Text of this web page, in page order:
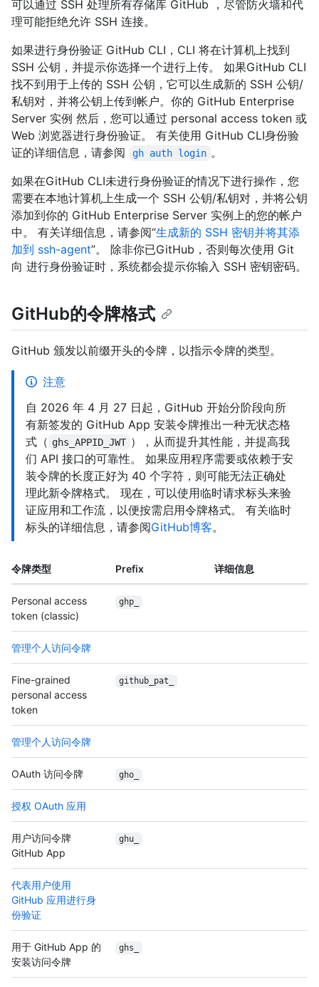
可以通过 SSH 处理所有存储库 GitHub ，尽管防火墙和代
理可能拒绝允许 SSH 连接。
如果进行身份验证 GitHub CLI，CLI 将在计算机上找到
SSH 公钥，并提示你选择一个进行上传。 如果GitHub CLI
找不到用于上传的 SSH 公钥，它可以生成新的 SSH 公钥/
私钥对，并将公钥上传到帐户。你的 GitHub Enterprise
Server 实例 然后，您可以通过 personal access token 或
Web 浏览器进行身份验证。 有关使用 GitHub CLI身份验
证的详细信息，请参阅
gh auth login 。
如果在GitHub CLI未进行身份验证的情况下进行操作，您
需要在本地计算机上生成一个 SSH 公钥/私钥对，并将公钥
添加到你的 GitHub Enterprise Server 实例上的您的帐户
中。 有关详细信息，请参阅“生成新的 SSH 密钥并将其添
加到 ssh-agent”。 除非你已GitHub，否则每次使用 Git
向 进行身份验证时，系统都会提示你输入 SSH 密钥密码。
GitHub的令牌格式
GitHub 颁发以前缀开头的令牌，以指示令牌的类型。
注意
自 2026 年 4 月 27 日起，GitHub 开始分阶段向所
有新签发的 GitHub App 安装令牌推出一种无状态格
式（ ghs_APPID_JWT ），从而提升其性能，并提高我
们 API 接口的可靠性。 如果应用程序需要或依赖于安
装令牌的长度正好为 40 个字符，则可能无法正确处
理此新令牌格式。 现在，可以使用临时请求标头来验
证应用和工作流，以便按需启用令牌格式。 有关临时
标头的详细信息，请参阅GitHub博客。
令牌类型 Prefix 详细信息
Personal access
token (classic)
ghp_
管理个人访问令牌
Fine-grained
personal access
token
github_pat_
管理个人访问令牌
OAuth 访问令牌 gho_
授权 OAuth 应用
用户访问令牌
GitHub App
ghu_
代表用户使用
GitHub 应用进行身
份验证
用于 GitHub App 的
安装访问令牌
ghs_